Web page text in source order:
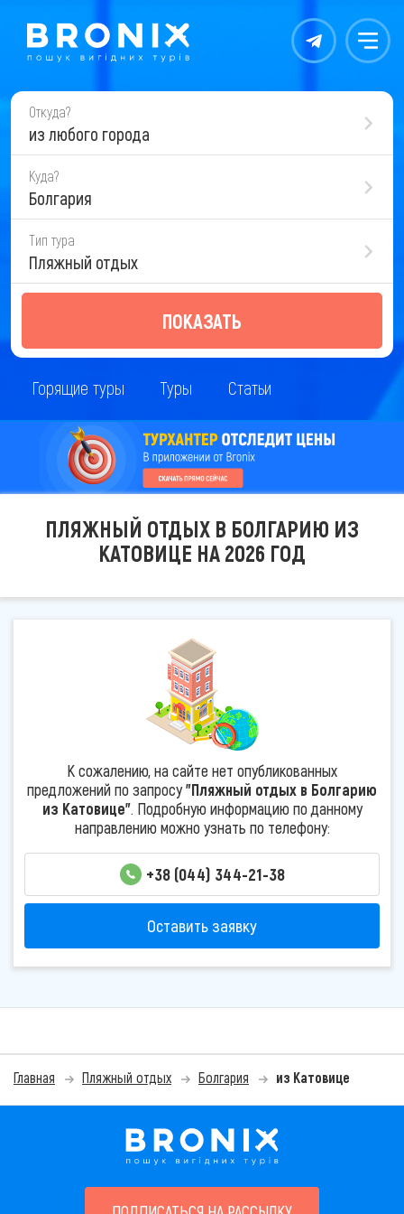
Контакты Меню
Откуда?
из любого города
Куда?
Болгария
Тип тура
Пляжный отдых
ПОКАЗАТЬ
Горящие туры Туры Статьи
ПЛЯЖНЫЙ ОТДЫХ В БОЛГАРИЮ ИЗ
КАТОВИЦЕ НА 2026 ГОД
К сожалению, на сайте нет опубликованных
предложений по запросу"Пляжный отдых в Болгарию
из Катовице". Подробную информацию по данному
направлению можно узнать по телефону:
+38 (044) 344-21-38
Оставить заявку
Главная Пляжный отдых Болгария из Катовице